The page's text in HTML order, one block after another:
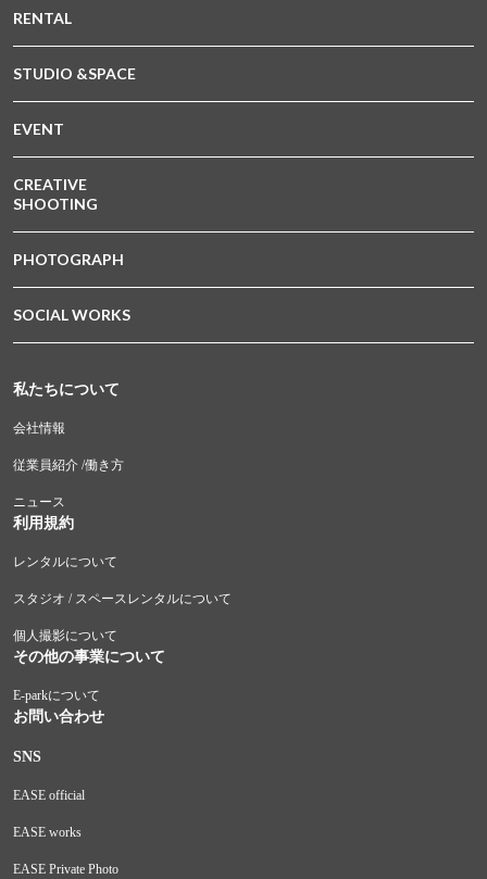
RENTAL
STUDIO &SPACE
EVENT
CREATIVE
SHOOTING
PHOTOGRAPH
SOCIAL WORKS
私たちについて
会社情報
従業員紹介 /働き方
ニュース
利用規約
レンタルについて
スタジオ / スペースレンタルについて
個人撮影について
その他の事業について
E-parkについて
お問い合わせ
SNS
EASE official
EASE works
EASE Private Photo